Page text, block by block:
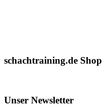
schachtraining.de Shop
Unser Newsletter